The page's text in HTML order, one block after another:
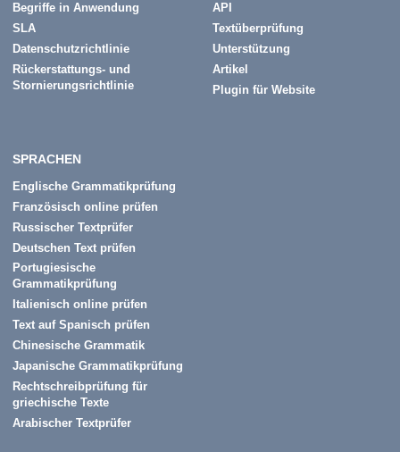
Begriffe in Anwendung
SLA
Datenschutzrichtlinie
Rückerstattungs- und
Stornierungsrichtlinie
API
Textüberprüfung
Unterstützung
Artikel
Plugin für Website
SPRACHEN
Englische Grammatikprüfung
Französisch online prüfen
Russischer Textprüfer
Deutschen Text prüfen
Portugiesische
Grammatikprüfung
Italienisch online prüfen
Text auf Spanisch prüfen
Chinesische Grammatik
Japanische Grammatikprüfung
Rechtschreibprüfung für
griechische Texte
Arabischer Textprüfer